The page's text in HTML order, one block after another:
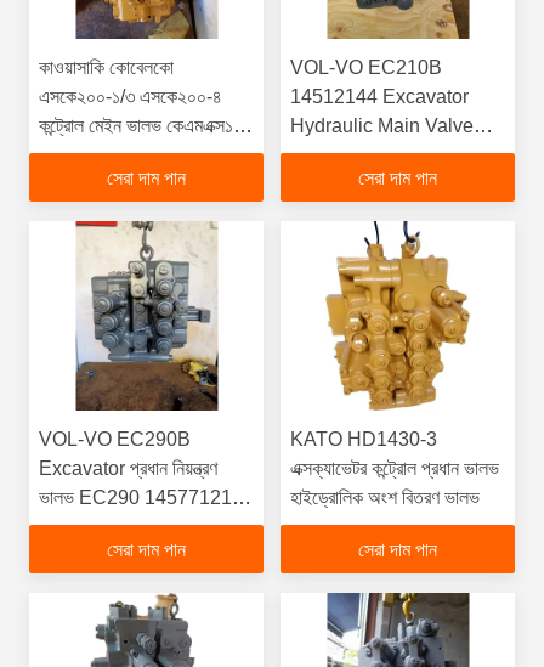
কাওয়াসাকি কোবেলকো
এসকে২০০-১/৩ এসকে২০০-৪
কন্ট্রোল মেইন ভালভ কেএমএক্স১৫ই
২৪৩৬ইউ২৮১এফ৩
সেরা দাম পান
VOL-VO EC210B
14512144 Excavator
Hydraulic Main Valve
EC210B সেকেন্ড হ্যান্ড
সেরা দাম পান
VOL-VO EC290B
Excavator প্রধান নিয়ন্ত্রণ
ভালভ EC290 14577121
UX32 হাইড্রোলিক নিয়ন্ত্রণ
ভালভ 14511439
সেরা দাম পান
KATO HD1430-3
এক্সক্যাভেটর কন্ট্রোল প্রধান ভালভ
হাইড্রোলিক অংশ বিতরণ ভালভ
সেরা দাম পান